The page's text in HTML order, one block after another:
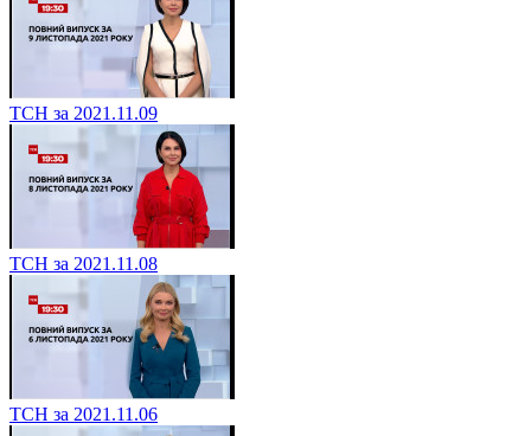
ТСН за 2021.11.09
ТСН за 2021.11.08
ТСН за 2021.11.06